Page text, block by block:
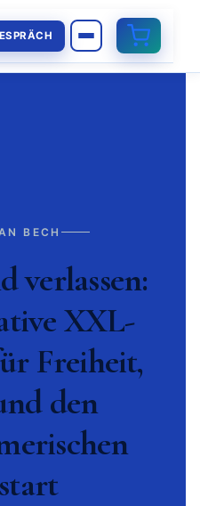
BECH
verlassen:
XXL-
Freiheit,
den